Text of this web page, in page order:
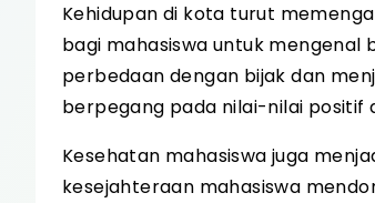
Kehidupan di kota turut
bagi mahasiswa untuk mengenal
perbedaan dengan bijak dan
berpegang pada nilai-nilai positif
Kesehatan mahasiswa juga
kesejahteraan mahasiswa